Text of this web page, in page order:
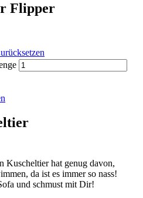
Flipper
Kuscheltier hat genug davon,
da ist es immer so nass!
und schmust mit Dir!